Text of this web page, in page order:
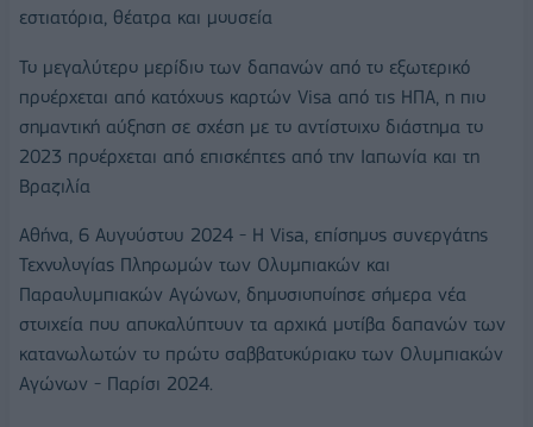
εστιατόρια, θέατρα και μουσεία
Το μεγαλύτερο μερίδιο των δαπανών από το εξωτερικό
προέρχεται από κατόχους καρτών Visa από τις ΗΠΑ, η πιο
σημαντική αύξηση σε σχέση με το αντίστοιχο διάστημα το
2023 προέρχεται από επισκέπτες από την Ιαπωνία και τη
Βραζιλία
Αθήνα, 6 Αυγούστου 2024 - Η Visa, επίσημος συνεργάτης
Τεχνολογίας Πληρωμών των Ολυμπιακών και
Παραολυμπιακών Αγώνων, δημοσιοποίησε σήμερα νέα
στοιχεία που αποκαλύπτουν τα αρχικά μοτίβα δαπανών των
κατανωλωτών το πρώτο σαββατοκύριακο των Ολυμπιακών
Αγώνων - Παρίσι 2024.